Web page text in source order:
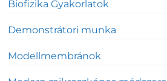
Biofizika Gyakorlatok
Demonstrátori munka
Modellmembránok